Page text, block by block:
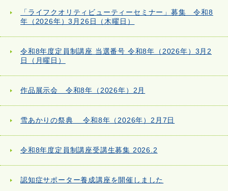
「ライフクオリティビューティーセミナー」募集 令和8
年（2026年）3月26日（木曜日）
令和8年度定員制講座 当選番号 令和8年（2026年）3月2
日（月曜日）
作品展示会 令和8年（2026年）2月
雪あかりの祭典 令和8年（2026年）2月7日
令和8年度定員制講座受講生募集 2026.2
認知症サポーター養成講座を開催しました